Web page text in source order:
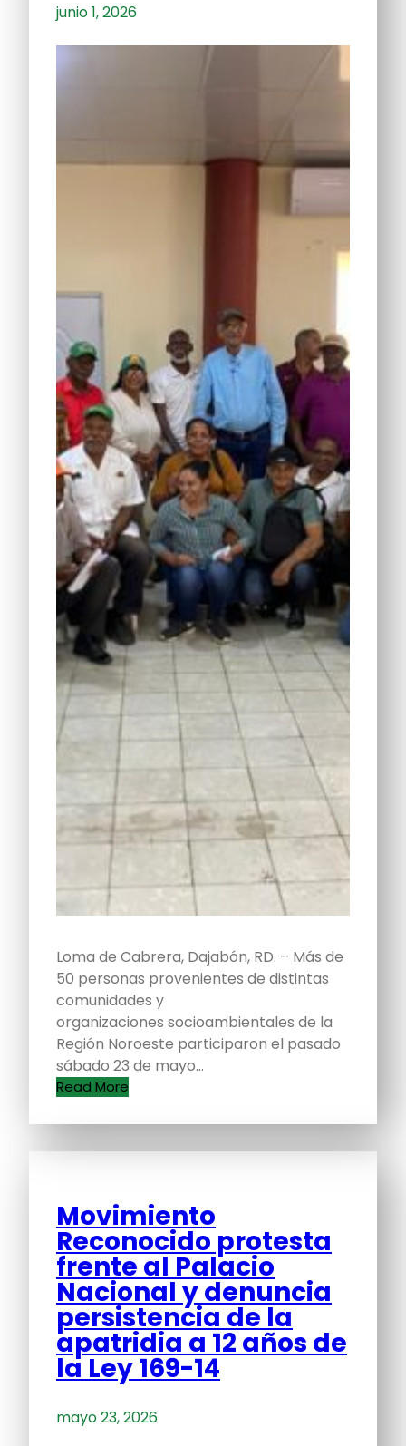
junio 1, 2026
Loma de Cabrera, Dajabón, RD. – Más de
50 personas provenientes de distintas
comunidades y
organizaciones socioambientales de la
Región Noroeste participaron el pasado
sábado 23 de mayo…
Read More
Movimiento
Reconocido protesta
frente al Palacio
Nacional y denuncia
persistencia de la
apatridia a 12 años de
la Ley 169-14
mayo 23, 2026